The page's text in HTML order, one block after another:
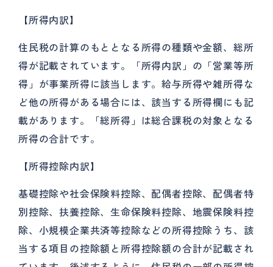
【所得内訳】
住民税の計算のもととなる所得の種類や金額、総所
得が記載されています。「所得内訳」の「営業等所
得」が事業所得に該当します。給与所得や雑所得な
ど他の所得がある場合には、該当する所得欄にも記
載があります。「総所得」は総合課税の対象となる
所得の合計です。
【所得控除内訳】
基礎控除や社会保険料控除、配偶者控除、配偶者特
別控除、扶養控除、生命保険料控除、地震保険料控
除、小規模企業共済等控除などの所得控除うち、該
当する項目の控除額と所得控除額の合計が記載され